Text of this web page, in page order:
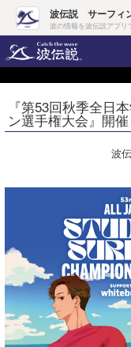
波伝説 サーフィ
波の情報を波伝説アプリ
ヘルプ
ログイン
WAVE HUNTER 波予
ニュース
サーフィンエリアガイ
会員メニュー
『第53回秋季全日
ン選手権大会』開
波
Core Surf Japan
アート＆エンタメ
トラベル
ショップ情報
ショップ情報
ウラナミ